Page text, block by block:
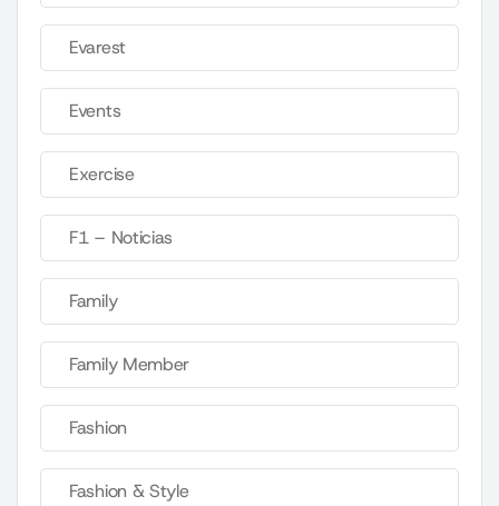
Evarest
Events
Exercise
F1 – Noticias
Family
Family Member
Fashion
Fashion & Style